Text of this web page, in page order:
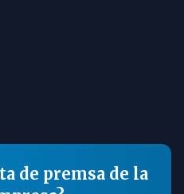
de premsa de la